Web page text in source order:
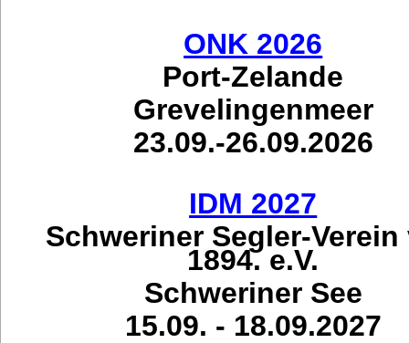
ONK 2026
Port-Zelande
Grevelingenmeer
23.09.-26.09.2026
IDM 2027
Schweriner Segler-Verein
1894. e.V.
Schweriner See
15.09. - 18.09.2027